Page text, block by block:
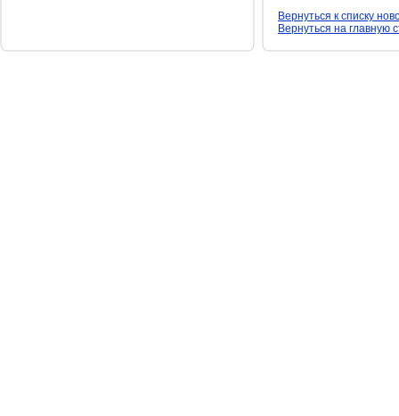
Вернуться к списку
Вернуться на главную